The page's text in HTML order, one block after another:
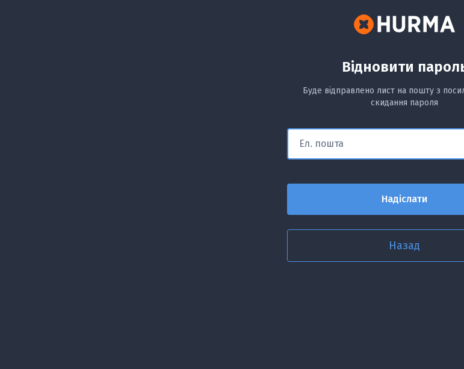
Відновити
Буде відправлено лист на пошту з
скидання пароля
Назад